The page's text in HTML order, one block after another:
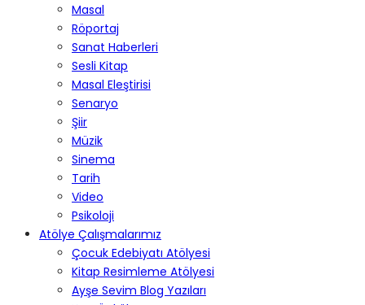
Masal
Röportaj
Sanat Haberleri
Sesli Kitap
Masal Eleştirisi
Senaryo
Şiir
Müzik
Sinema
Tarih
Video
Psikoloji
Atölye Çalışmalarımız
Çocuk Edebiyatı Atölyesi
Kitap Resimleme Atölyesi
Ayşe Sevim Blog Yazıları